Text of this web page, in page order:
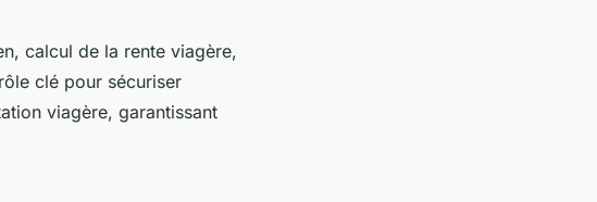
calcul de la rente viagère,
clé pour sécuriser
viagère, garantissant